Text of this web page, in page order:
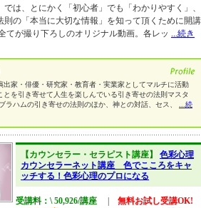
では、とにかく「初心者」でも「わかりやすく」、
則の「本当に大切な情報」を知って頂くために開講
てが撮り下ろしのオリジナル動画。各レッ ...続き
家・俳優・研究家・教育者・実業家としてマルチに活動
とを引き寄せて人生を楽しんでいる引き寄せの法則マスタ
ハムの引き寄せの法則のほか、神との対話、セス、
...続
【カウンセラー・セラピスト講座】 色彩心理
カウンセラーネット講座 色でこころをキャ
ッチする！色彩心理のプロになる
受講料：\ 50,926/講座
無料お試し受講OK!